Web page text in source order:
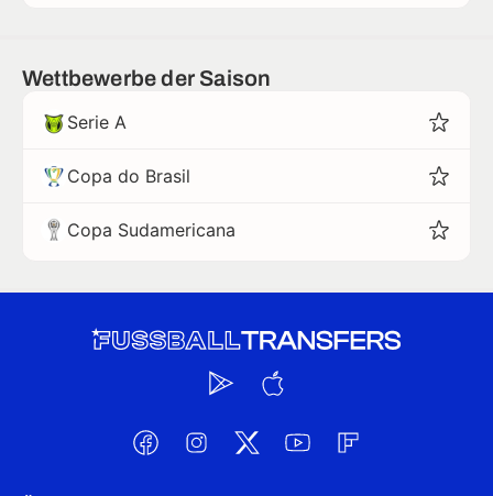
Wettbewerbe der Saison
Serie A
Copa do Brasil
Copa Sudamericana